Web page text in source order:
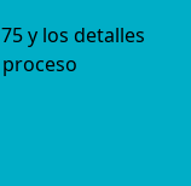
y los detalles